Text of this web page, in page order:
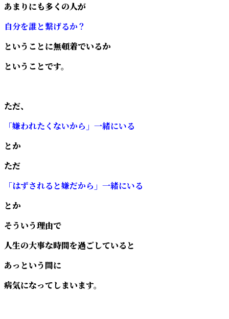
あまりにも多くの人が
自分を誰と繋げるか？
ということに無頓着でいるか
ということです。
ただ、
「嫌われたくないから」一緒にいる
とか
ただ
「はずされると嫌だから」一緒にいる
とか
そういう理由で
人生の大事な時間を過ごしていると
あっという間に
病気になってしまいます。